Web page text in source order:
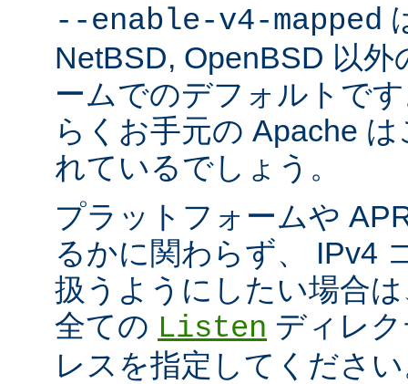
--enable-v4-mapped
NetBSD, OpenBSD 以
ームでのデフォルトで
らくお手元の Apache
れているでしょう。
プラットフォームや
るかに関わらず、 IPv4
扱うようにしたい場合
全ての Listen ディレ
レスを指定してくださ